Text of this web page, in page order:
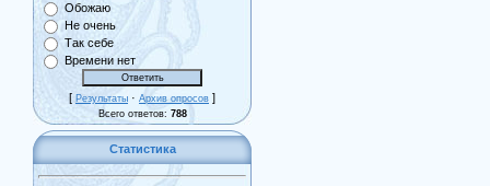
Обожаю
Не очень
Так себе
Времени нет
[ Результаты · Архив опросов ]
Всего ответов: 788
Статистика